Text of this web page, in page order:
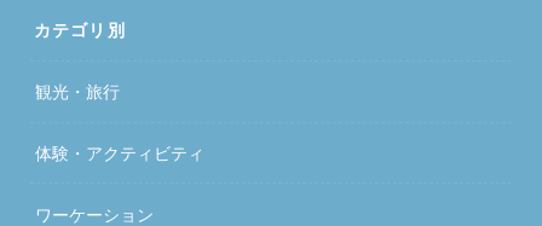
カテゴリ別
観光・旅行
体験・アクティビティ
ワーケーション